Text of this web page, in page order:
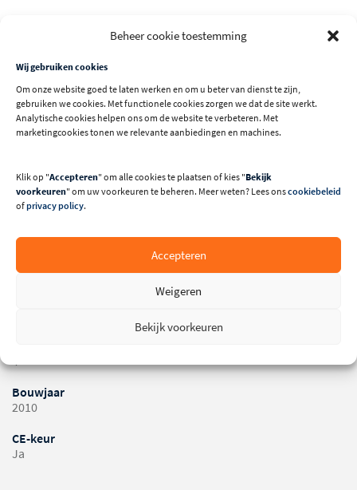
Beheer cookie toestemming
Wij gebruiken cookies
Om onze website goed te laten werken en om u beter van dienst te zijn,
gebruiken we cookies. Met functionele cookies zorgen we dat de site werkt.
Analytische cookies helpen ons om de website te verbeteren. Met
marketingcookies tonen we relevante aanbiedingen en machines.
Klik op "Accepteren" om alle cookies te plaatsen of kies "Bekijk
voorkeuren" om uw voorkeuren te beheren. Meer weten? Lees onscookiebeleid
ofprivacy policy.
Accepteren
Weigeren
Bekijk voorkeuren
3450
4
Bouwjaar
2010
CE-keur
Ja